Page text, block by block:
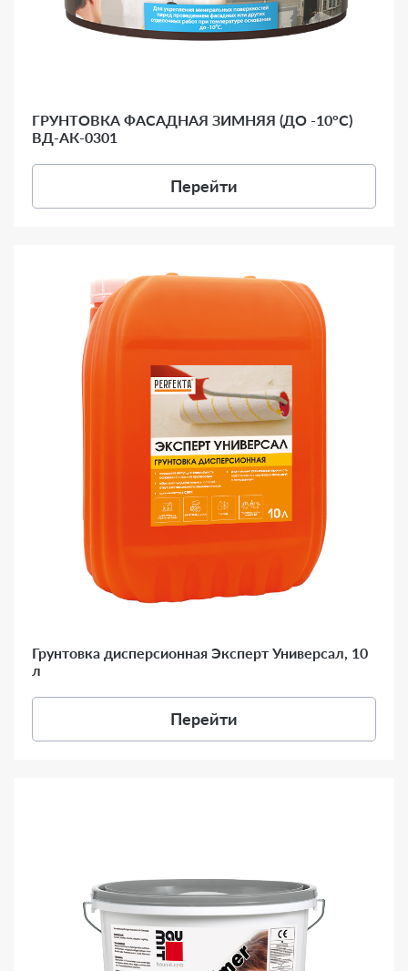
ГРУНТОВКА ФАСАДНАЯ ЗИМНЯЯ (ДО -10°С)
ВД-АК-0301
Перейти
Грунтовка дисперсионная Эксперт Универсал, 10
л
Перейти